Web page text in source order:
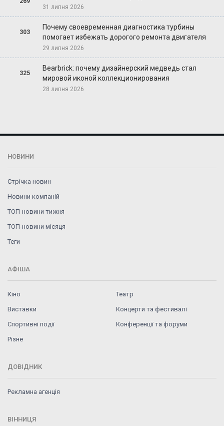
31 липня 2026
303
Почему своевременная диагностика турбины
помогает избежать дорогого ремонта двигателя
29 липня 2026
325
Bearbrick: почему дизайнерский медведь стал
мировой иконой коллекционирования
28 липня 2026
НОВИНИ
Стрічка новин
Новини компаній
ТОП-новини тижня
ТОП-новини місяця
Теги
АФІША
Кіно
Театр
Виставки
Концерти та фестивалі
Спортивні події
Конференції та форуми
Різне
ДОВІДНИК
Рекламна агенція
ВІННИЦЯ